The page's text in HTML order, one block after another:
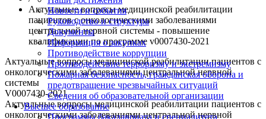
Новости и события
Руководство и структура
Документы
Информация о закупках
Противодействие коррупции
Противодействие терроризму и экстремизму
Пожарная безопасность, гражданская оборона и
предотвращение чрезвычайных ситуаций
Сведения об образовательной организации
Высшее образование
Программы бакалавриата и специалитета
Актуальные вопросы медицинской реабилитации
пациентов с онкологическими заболеваниями
центральной нервной системы - повышение
квалификации по программе v0007430-2021
Актуальные вопросы медицинской реабилитации пациентов с
онкологическими заболеваниями центральной нервной
системы
V0007430-2021
Актуальные вопросы медицинской реабилитации пациентов с
онкологическими заболеваниями центральной нервной